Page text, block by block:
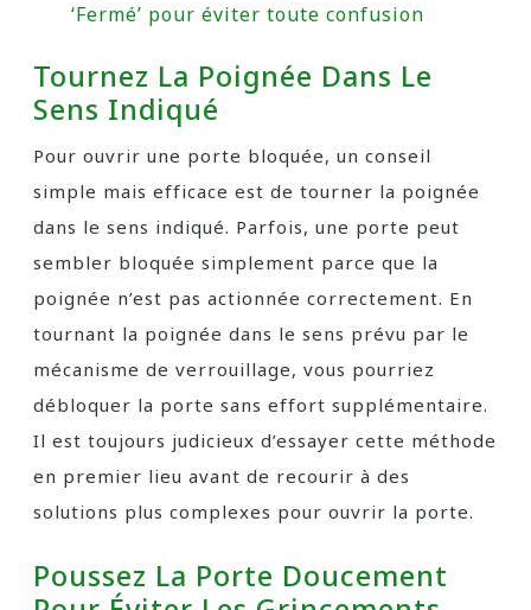
‘Fermé’ pour éviter toute confusion
Tournez La Poignée Dans Le
Sens Indiqué
Pour ouvrir une porte bloquée, un conseil
simple mais efficace est de tourner la poignée
dans le sens indiqué. Parfois, une porte peut
sembler bloquée simplement parce que la
poignée n’est pas actionnée correctement. En
tournant la poignée dans le sens prévu par le
mécanisme de verrouillage, vous pourriez
débloquer la porte sans effort supplémentaire.
Il est toujours judicieux d’essayer cette méthode
en premier lieu avant de recourir à des
solutions plus complexes pour ouvrir la porte.
Poussez La Porte Doucement